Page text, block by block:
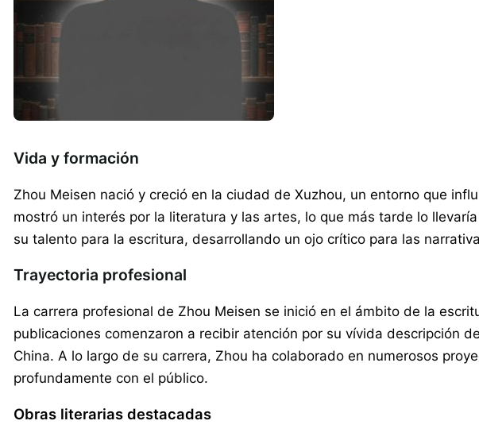
Vida y formación
Zhou Meisen nació y creció en la ciudad de Xuzhou, un entorno que
mostró un interés por la literatura y las artes, lo que más tarde lo
su talento para la escritura, desarrollando un ojo crítico para las
Trayectoria profesional
La carrera profesional de Zhou Meisen se inició en el ámbito de la
publicaciones comenzaron a recibir atención por su vívida descripción
China. A lo largo de su carrera, Zhou ha colaborado en numerosos
profundamente con el público.
Obras literarias destacadas